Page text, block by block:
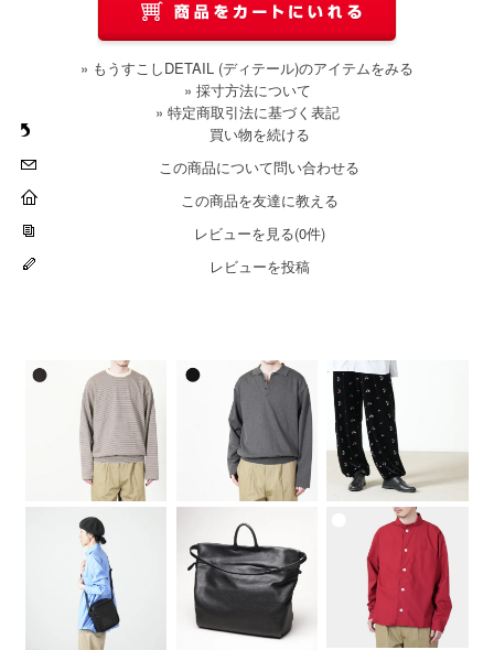
» 採寸方法について
» 特定商取引法に基づく表記
買い物を続ける
この商品について問い合わせる
この商品を友達に教える
レビューを見る(0件)
レビューを投稿
» もうすこしDETAIL (ディテール)のアイテムをみる